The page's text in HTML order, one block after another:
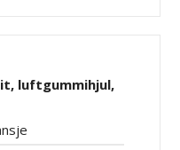
luftgummihjul,